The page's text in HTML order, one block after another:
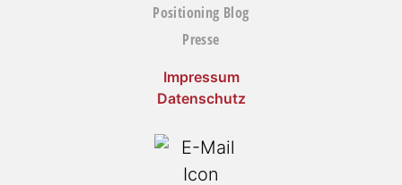
Positioning Blog
Presse
Impressum
Datenschutz